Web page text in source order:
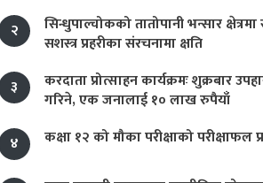
२
सिन्धुपाल्चोकको तातोपानी भन्सार
सशस्त्र प्रहरीका संरचनामा क्षति
३
करदाता प्रोत्साहन कार्यक्रमः शुक्रबार
गरिने, एक जनालाई १० लाख रुपैयाँ
४
कक्षा १२ को मौका परीक्षाको परीक्षाफल